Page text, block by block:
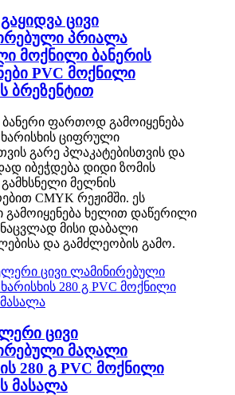
ცივი
პრიალა
მოქნილი ბანერის
PVC მოქნილი
ბრეზენტით
ბანერი ფართოდ გამოიყენება
ციფრული
გარე პლაკატებისთვის და
იბეჭდება დიდი ზომის
მელნის
CMYK რეჟიმში. ეს
გამოიყენება ხელით დაწერილი
ნაცვლად მისი დაბალი
და გამძლეობის გამო.
ცივი
მაღალი
280 გ PVC მოქნილი
მასალა